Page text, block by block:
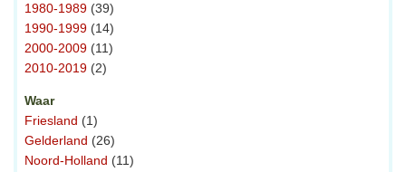
1980-1989 (39)
1990-1999 (14)
2000-2009 (11)
2010-2019 (2)
Waar
Friesland (1)
Gelderland (26)
Noord-Holland (11)